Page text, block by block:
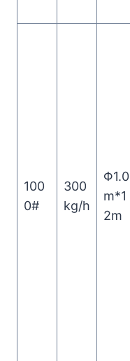
100
0#
300
kg/h
Φ1.0
m*1
2m